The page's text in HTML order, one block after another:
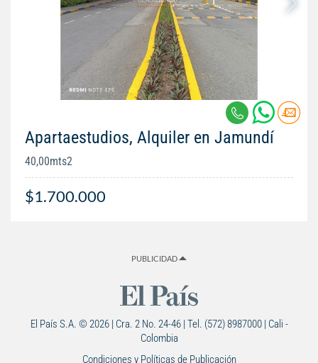
Apartaestudios, Alquiler en Jamundí
40,00mts2
$1.700.000
PUBLICIDAD
El País S.A. © 2026 | Cra. 2 No. 24-46 | Tel. (572) 8987000 | Cali -
Colombia
Condiciones y Políticas de Publicación